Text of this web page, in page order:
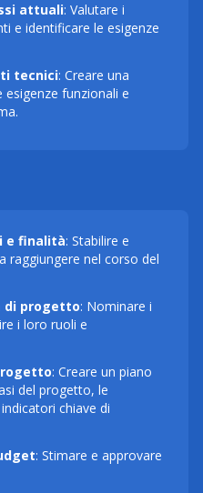
attuali: Valutare i
e identificare le esigenze
tecnici: Creare una
esigenze funzionali e
e finalità: Stabilire e
raggiungere nel corso del
di progetto: Nominare i
i loro ruoli e
: Creare un piano
del progetto, le
chiave di
: Stimare e approvare